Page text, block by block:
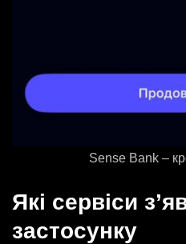
Sense Bank –
Які сервіси
застосунку